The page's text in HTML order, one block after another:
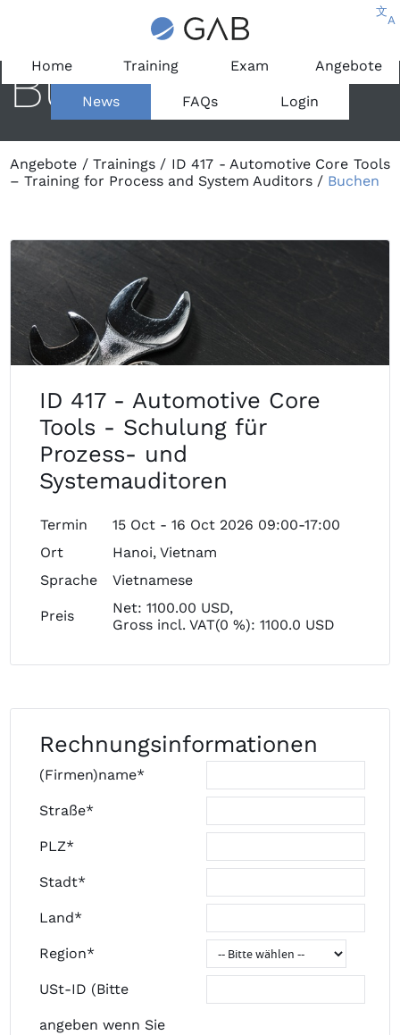
文
A
Home Training Exam Angebote
News FAQs Login
Buchen
Angebote /Trainings / ID 417 - Automotive Core Tools
– Training for Process and System Auditors / Buchen
ID 417 - Automotive Core
Tools - Schulung für
Prozess- und
Systemauditoren
Termin
15 Oct - 16 Oct 2026 09:00-17:00
Ort
Hanoi, Vietnam
Sprache
Vietnamese
Preis
Net: 1100.00 USD,
Gross incl. VAT(0 %): 1100.0 USD
Rechnungsinformationen
(Firmen)name*
Straße*
PLZ*
Stadt*
Land*
Region*
USt-ID (Bitte
angeben wenn Sie